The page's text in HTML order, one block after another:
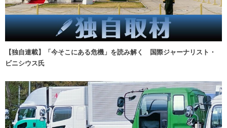
【独自連載】「今そこにある危機」を読み解く 国際ジャーナリスト・
ビニシウス氏